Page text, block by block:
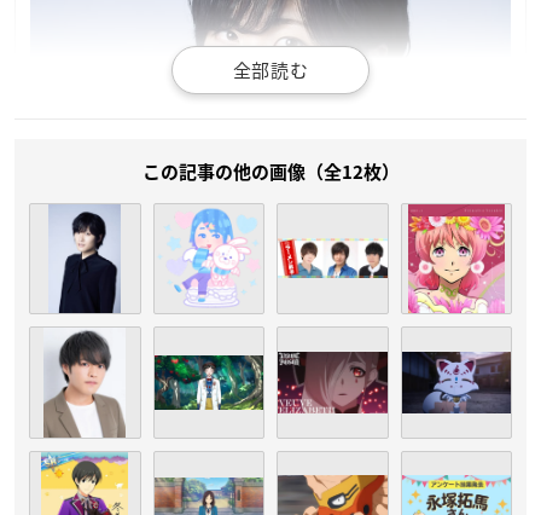
この記事の他の画像（全12枚）